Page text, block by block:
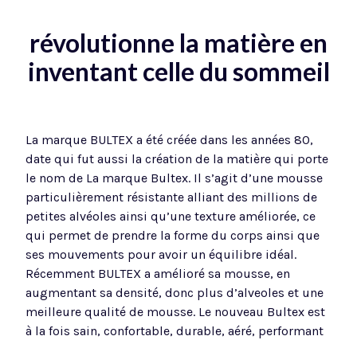
révolutionne la matière en
inventant celle du sommeil
La marque BULTEX a été créée dans les années 80,
date qui fut aussi la création de la matière qui porte
le nom de La marque Bultex. Il s’agit d’une mousse
particulièrement résistante alliant des millions de
petites alvéoles ainsi qu’une texture améliorée, ce
qui permet de prendre la forme du corps ainsi que
ses mouvements pour avoir un équilibre idéal.
Récemment BULTEX a amélioré sa mousse, en
augmentant sa densité, donc plus d’alveoles et une
meilleure qualité de mousse. Le nouveau Bultex est
à la fois sain, confortable, durable, aéré, performant